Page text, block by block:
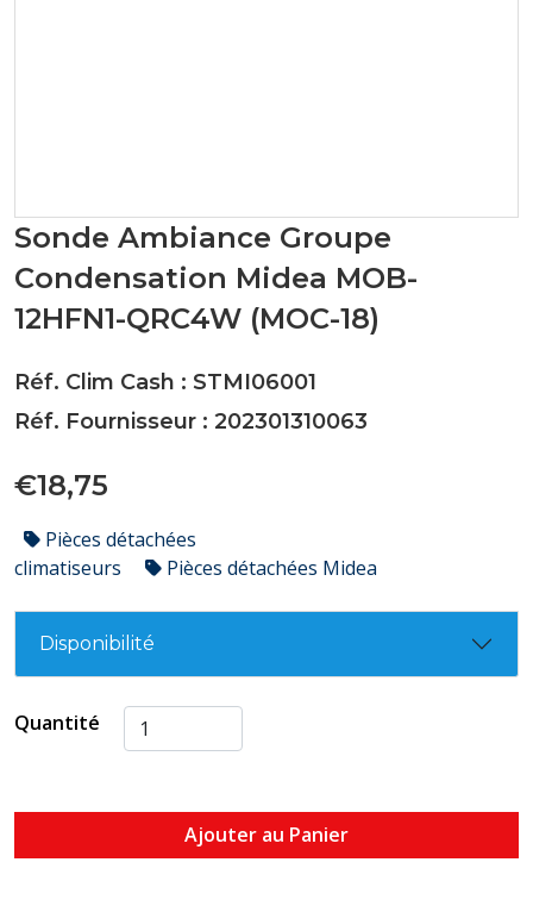
Sonde Ambiance Groupe
Condensation Midea MOB-
12HFN1-QRC4W (MOC-18)
Réf. Clim Cash : STMI06001
Réf. Fournisseur : 202301310063
€18,75
Pièces détachées
climatiseurs
Pièces détachées Midea
Disponibilité
Quantité
Ajouter au Panier